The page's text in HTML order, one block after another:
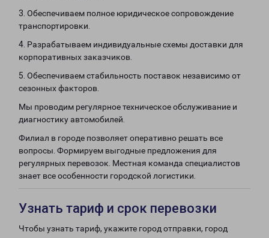
3. Обеспечиваем полное юридическое сопровождение
транспортировки.
4. Разрабатываем индивидуальные схемы доставки для
корпоративных заказчиков.
5. Обеспечиваем стабильность поставок независимо от
сезонных факторов.
Мы проводим регулярное техническое обслуживание и
диагностику автомобилей.
Филиал в городе позволяет оперативно решать все
вопросы. Формируем выгодные предложения для
регулярных перевозок. Местная команда специалистов
знает все особенности городской логистики.
Узнать тариф и срок перевозки
Чтобы узнать тариф, укажите город отправки, город